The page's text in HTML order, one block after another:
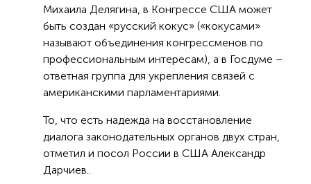
Михаила Делягина, в Конгрессе США может
быть создан «русский кокус» («кокусами»
называют объединения конгрессменов по
профессиональным интересам), а в Госдуме –
ответная группа для укрепления связей с
американскими парламентариями.
То, что есть надежда на восстановление
диалога законодательных органов двух стран,
отметил и посол России в США Александр
Дарчиев..